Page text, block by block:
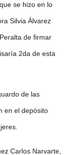
se hizo en lo
Silvia Álvarez
de firmar
2da de esta
de las
en el depósito
Carlos Narvarte,